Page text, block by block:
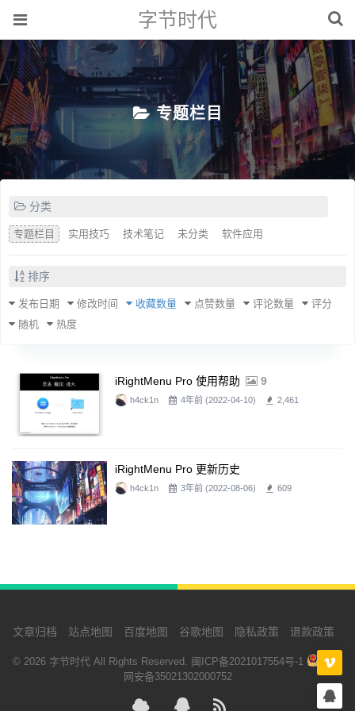
字节时代
专题栏目
分类
专题栏目 实用技巧 技术笔记 未分类 软件应用
排序
发布日期 修改时间 收藏数量 点赞数量 评论数量
评分
随机
热度
iRightMenu Pro 使用帮助 9
h4ck1n 4年前 (2022-04-10) 2,461
iRightMenu Pro 更新历史
h4ck1n 3年前 (2022-08-06) 609
文章归档 站点地图 百度地图 谷歌地图 隐私政策 退款政策
© 2026 字节时代 All Rights Reserved. 闽ICP备2021017554号-1
闽公
网安备35021302000752